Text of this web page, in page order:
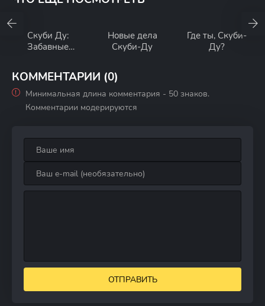
Скуби Ду:
Забавные
мультсупер
звезд»
Новые дела
Скуби-Ду
Где ты, Скуби-
Ду?
КОММЕНТАРИИ (0)
Минимальная длина комментария - 50 знаков.
Комментарии модерируются
ОТПРАВИТЬ